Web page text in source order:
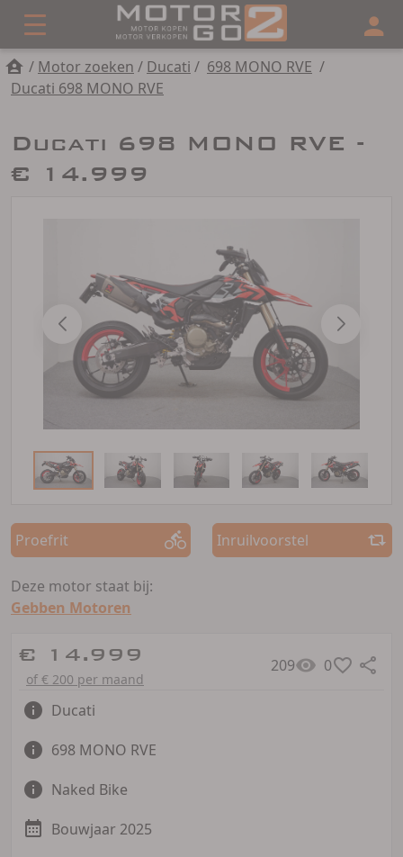
/ Motor zoeken / Ducati / 698 MONO RVE /
Ducati 698 MONO RVE
Ducati 698 MONO RVE -
€ 14.999
Proefrit Inruilvoorstel
Deze motor staat bij:
Gebben Motoren
€ 14.999
of € 200 per maand
209 0
Ducati
698 MONO RVE
Naked Bike
Bouwjaar 2025